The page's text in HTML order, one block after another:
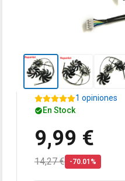
1 opiniones
En Stock
9,99 €
14,27 € -70.01%